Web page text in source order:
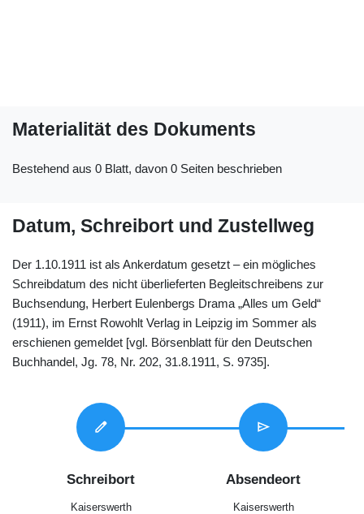
Materialität des Dokuments
Bestehend aus 0 Blatt, davon 0 Seiten beschrieben
Datum, Schreibort und Zustellweg
Der 1.10.1911 ist als Ankerdatum gesetzt – ein mögliches
Schreibdatum des nicht überlieferten Begleitschreibens zur
Buchsendung, Herbert Eulenbergs Drama „Alles um Geld“
(1911), im Ernst Rowohlt Verlag in Leipzig im Sommer als
erschienen gemeldet [vgl. Börsenblatt für den Deutschen
Buchhandel, Jg. 78, Nr. 202, 31.8.1911, S. 9735].
edit
Schreibort
Kaiserswerth
send
Absendeort
Kaiserswerth